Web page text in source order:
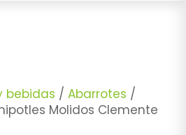
bebidas /Abarrotes /
Molidos Clemente